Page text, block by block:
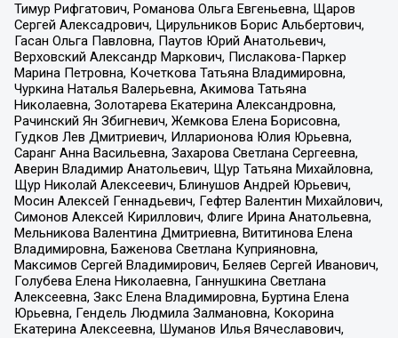
Тимур Рифгатович, Романова Ольга Евгеньевна, Щаров
Сергей Алексадрович, Цирульников Борис Альбертович,
Гасан Ольга Павловна, Паутов Юрий Анатольевич,
Верховский Александр Маркович, Пислакова-Паркер
Марина Петровна, Кочеткова Татьяна Владимировна,
Чуркина Наталья Валерьевна, Акимова Татьяна
Николаевна, Золотарева Екатерина Александровна,
Рачинский Ян Збигневич, Жемкова Елена Борисовна,
Гудков Лев Дмитриевич, Илларионова Юлия Юрьевна,
Саранг Анна Васильевна, Захарова Светлана Сергеевна,
Аверин Владимир Анатольевич, Щур Татьяна Михайловна,
Щур Николай Алексеевич, Блинушов Андрей Юрьевич,
Мосин Алексей Геннадьевич, Гефтер Валентин Михайлович,
Симонов Алексей Кириллович, Флиге Ирина Анатольевна,
Мельникова Валентина Дмитриевна, Вититинова Елена
Владимировна, Баженова Светлана Куприяновна,
Максимов Сергей Владимирович, Беляев Сергей Иванович,
Голубева Елена Николаевна, Ганнушкина Светлана
Алексеевна, Закс Елена Владимировна, Буртина Елена
Юрьевна, Гендель Людмила Залмановна, Кокорина
Екатерина Алексеевна, Шуманов Илья Вячеславович,